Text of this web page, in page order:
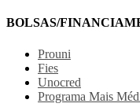
BOLSAS/
Prouni
Fies
Unocred
Programa Mais